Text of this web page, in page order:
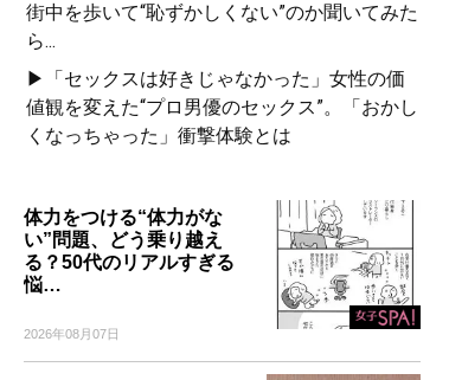
街中を歩いて“恥ずかしくない”のか聞いてみた
ら...
▶「セックスは好きじゃなかった」女性の価
値観を変えた“プロ男優のセックス”。「おかし
くなっちゃった」衝撃体験とは
体力をつける“体力がな
い”問題、どう乗り越え
る？50代のリアルすぎる
悩…
2026年08月07日